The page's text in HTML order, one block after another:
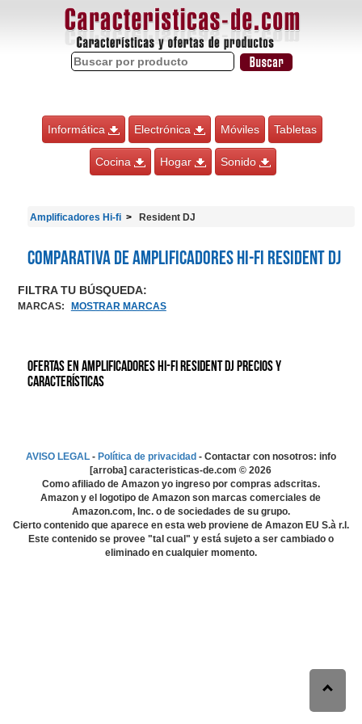
Informática Electrónica Móviles Tabletas
Cocina Hogar Sonido
Amplificadores Hi-fi Resident DJ
Comparativa de Amplificadores Hi-fi Resident DJ
FILTRA TU BÚSQUEDA:
MARCAS: MOSTRAR MARCAS
Ofertas en Amplificadores Hi-fi Resident DJ precios y
características
AVISO LEGAL- Política de privacidad - Contactar con nosotros: info
[arroba] caracteristicas-de.com ©2026
Como afiliado de Amazon yo ingreso por compras adscritas.
Amazon y el logotipo de Amazon son marcas comerciales de
Amazon.com, Inc. o de sociedades de su grupo.
Cierto contenido que aparece en esta web proviene de Amazon EU S.à r.l.
Este contenido se provee "tal cual" y está sujeto a ser cambiado o
eliminado en cualquier momento.